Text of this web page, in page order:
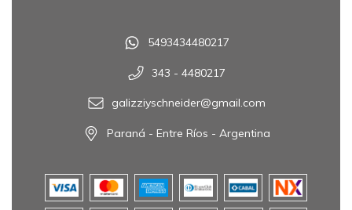
5493434480217
343 - 4480217
galizziyschneider@gmail.com
Paraná - Entre Ríos - Argentina